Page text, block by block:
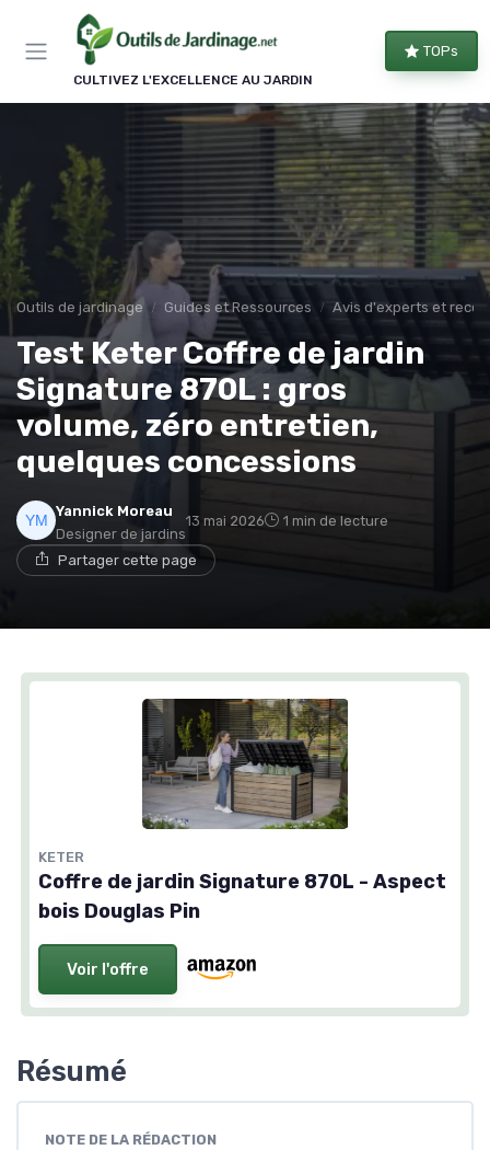
CULTIVEZ L'EXCELLENCE AU JARDIN
TOPs
Outils de jardinage Guides et Ressources Avis d'experts et
Test Keter Coffre de jardin
Signature 870L : gros
volume, zéro entretien,
quelques concessions
Yannick Moreau
Designer de jardins
13 mai 2026 1 min de lecture
Partager cette page
KETER
Coffre de jardin Signature 870L - Aspect
bois Douglas Pin
Voir l'offre
Résumé
NOTE DE LA RÉDACTION
Panneau de gestion des cookies